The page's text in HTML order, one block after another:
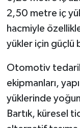
2,50 metre iç
hacmiyle
yükler için güçlü
Otomotiv
ekipmanları,
yüklerinde
Bartık, küresel